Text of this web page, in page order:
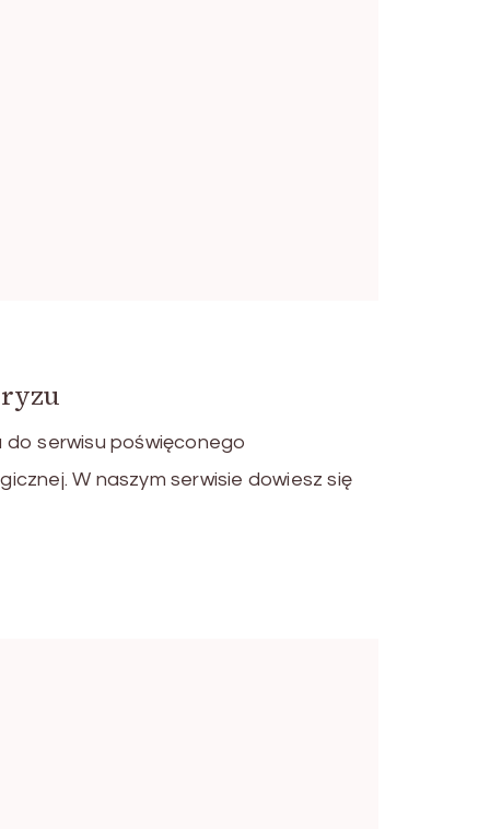
serwisu poświęconego
W naszym serwisie dowiesz się